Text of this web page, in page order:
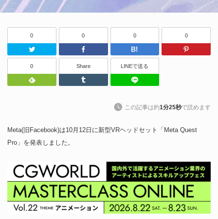
0
Twitter
0
Facebook
0
はてなブッ
0
0
Feedly
Share
Tumblr
LINEで送る
この記事は約1分25秒で読めます
Meta(旧Facebook)は10月12日に新型VRヘッドセット「Meta Quest
Pro」を発表しました。